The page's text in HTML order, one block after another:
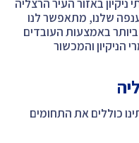
באזור העיר הרצליה
שלנו, מתאפשר לנו
באמצעות העובדים
הניקיון והמכשור
כוללים את התחומים